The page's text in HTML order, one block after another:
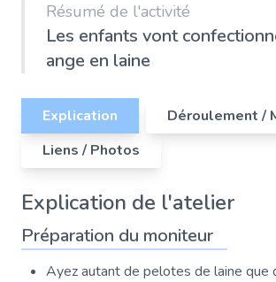
Résumé de l'activité
Les enfants vont
ange en laine
Explication
Déroulement /
Liens / Photos
Explication de l'atelier
Préparation du moniteur
Ayez autant de pelotes de laine que